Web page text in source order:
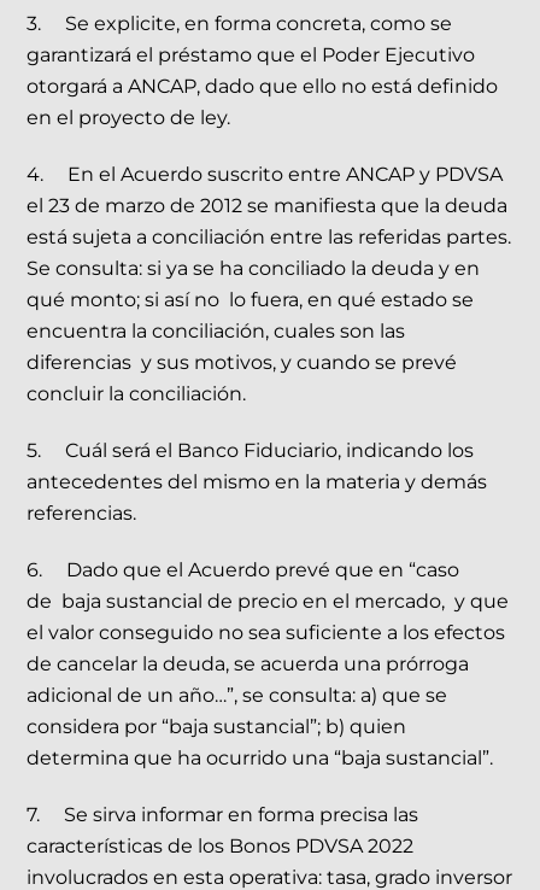
3. Se explicite, en forma concreta, como se
garantizará el préstamo que el Poder Ejecutivo
otorgará a ANCAP, dado que ello no está definido
en el proyecto de ley.
4. En el Acuerdo suscrito entre ANCAP y PDVSA
el 23 de marzo de 2012 se manifiesta que la deuda
está sujeta a conciliación entre las referidas partes.
Se consulta: si ya se ha conciliado la deuda y en
qué monto; si así no lo fuera, en qué estado se
encuentra la conciliación, cuales son las
diferencias y sus motivos, y cuando se prevé
concluir la conciliación.
5. Cuál será el Banco Fiduciario, indicando los
antecedentes del mismo en la materia y demás
referencias.
6. Dado que el Acuerdo prevé que en “caso
de baja sustancial de precio en el mercado, y que
el valor conseguido no sea suficiente a los efectos
de cancelar la deuda, se acuerda una prórroga
adicional de un año…”, se consulta: a) que se
considera por “baja sustancial”; b) quien
determina que ha ocurrido una “baja sustancial”.
7. Se sirva informar en forma precisa las
características de los Bonos PDVSA 2022
involucrados en esta operativa: tasa, grado inversor